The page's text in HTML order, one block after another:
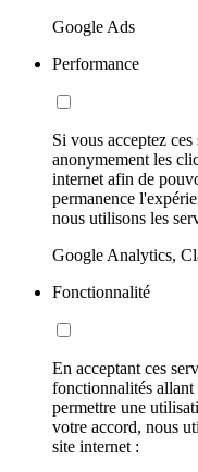
Google Ads
Performance
Si vous acceptez
anonymement les
internet afin de
permanence
nous utilisons les
Google Analytics,
Fonctionnalité
En acceptant ces
fonctionnalités allant
permettre une
votre accord, nous
site internet :